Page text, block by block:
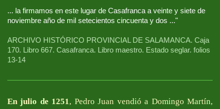
... la firmamos en este lugar de Casafranca a veinte y siete de
noviembre año de mil setecientos cincuenta y dos ..."
ARCHIVO HISTÓRICO PROVINCIAL DE SALAMANCA. Caja
170. Libro 667. Casafranca. Libro maestro. Estado seglar. folios
13-14
En julio de 1251, Pedro Juan vendió a Domingo Martín,